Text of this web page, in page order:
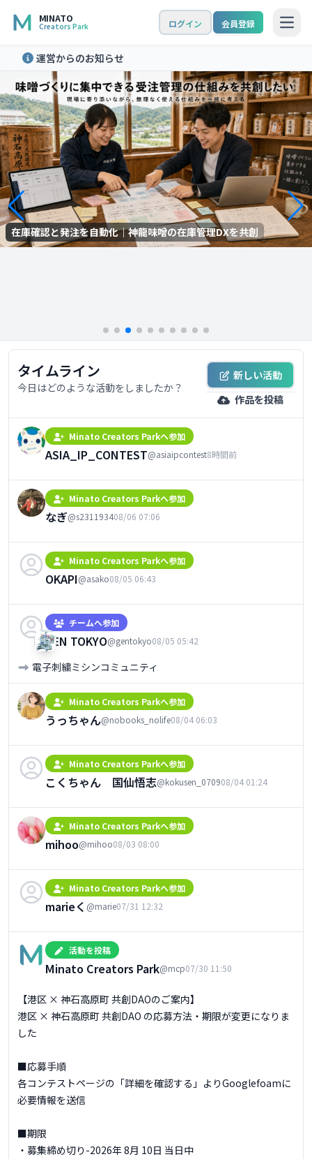
MINATO
Creators Park ログイン 会員登録
運営からのお知らせ
在庫確認と発注を自動化｜神龍味噌の在庫管理DXを共創
タイムライン
今日はどのような活動をしましたか？
新しい活動
作品を投稿
Minato Creators Parkへ参加
ASIA_IP_CONTEST@asiaipcontest8時間前
Minato Creators Parkへ参加
なぎ@s231193408/06 07:06
Minato Creators Parkへ参加
OKAPI@asako08/05 06:43
チームへ参加
GEN TOKYO@gentokyo08/05 05:42
電子刺繍ミシンコミュニティ
Minato Creators Parkへ参加
うっちゃん@nobooks_nolife08/04 06:03
Minato Creators Parkへ参加
こくちゃん 国仙悟志@kokusen_070908/04 01:24
Minato Creators Parkへ参加
mihoo@mihoo08/03 08:00
Minato Creators Parkへ参加
marieく @marie07/31 12:32
活動を投稿
Minato Creators Park@mcp07/30 11:50
【港区 × 神石高原町 共創DAOのご案内】
港区 × 神石高原町 共創DAO の応募方法・期限が変更になりま
した
■応募手順
各コンテストページの「詳細を確認する」よりGooglefoamに
必要情報を送信
■期限
・募集締め切り-2026年 8月 10日 当日中